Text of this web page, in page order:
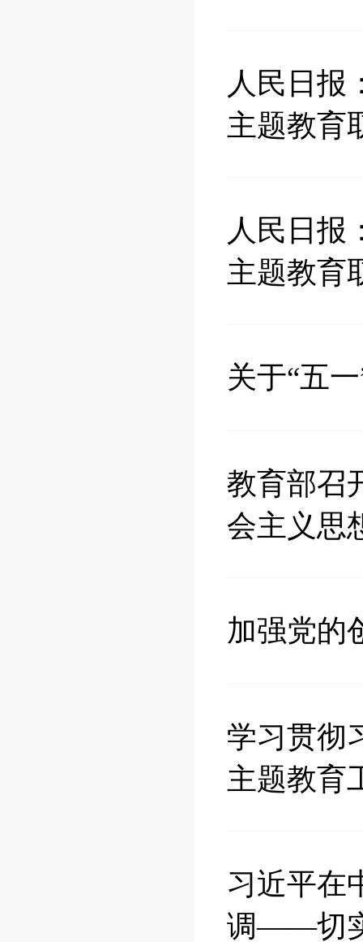
人民日
主题教育
人民日
主题教育
关于“五
教育部召
会主义思
加强党的
学习贯彻
主题教育
习近平在
调——切